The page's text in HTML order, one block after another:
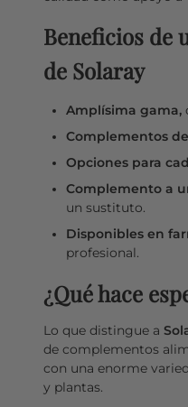
Beneficios de
de Solaray
Amplísima gama,
Complementos
Opciones para
Complemento a
un sustituto.
Disponibles en
profesional.
¿Qué hace
Lo que distingue a
de complementos
con una enorme
y plantas.